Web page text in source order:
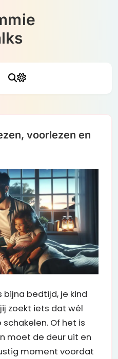
voorlezen en
bijna bedtijd, je kind
zoekt iets dat wél
Of het is
moet de deur uit en
moment voordat